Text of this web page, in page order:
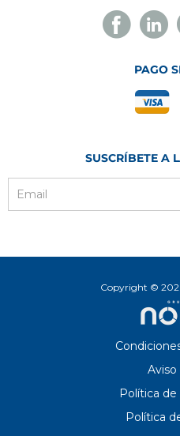
PAGO
SUSCRÍBETE A
Copyright ©
Aviso
Política de
Política